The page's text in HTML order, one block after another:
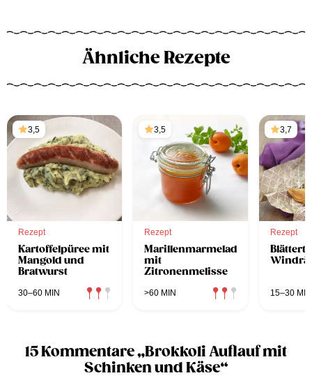
Ähnliche Rezepte
3,5
Rezept
Kartoffelpüree mit
Mangold und
Bratwurst
30–60 MIN
3,5
Rezept
Marillenmarmelade
mit
Zitronenmelisse
>60 MIN
3,7
Rezept
15–30 MIN
15 Kommentare „Brokkoli Auflauf mit
Schinken und Käse“